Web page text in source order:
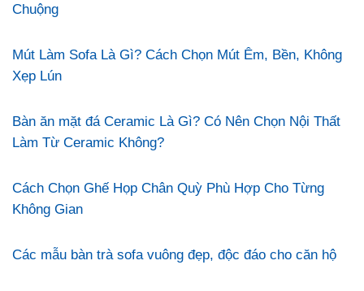
Chuộng
Mút Làm Sofa Là Gì? Cách Chọn Mút Êm, Bền, Không
Xẹp Lún
Bàn ăn mặt đá Ceramic Là Gì? Có Nên Chọn Nội Thất
Làm Từ Ceramic Không?
Cách Chọn Ghế Họp Chân Quỳ Phù Hợp Cho Từng
Không Gian
Các mẫu bàn trà sofa vuông đẹp, độc đáo cho căn hộ